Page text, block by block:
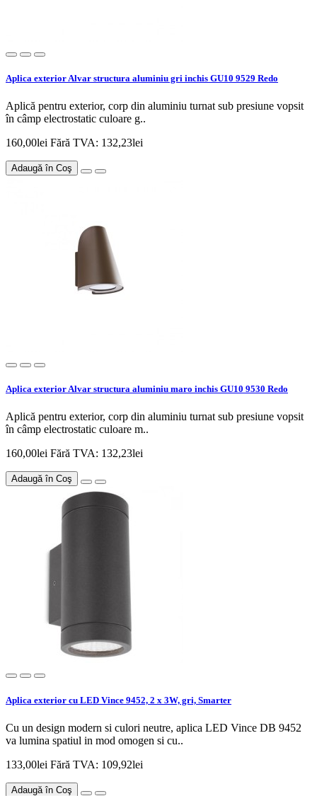
Aplica exterior Alvar structura aluminiu gri inchis GU10 9529 Redo
Aplică pentru exterior, corp din aluminiu turnat sub presiune vopsit
în câmp electrostatic culoare g..
160,00lei Fără TVA: 132,23lei
Adaugă în Coş
Aplica exterior Alvar structura aluminiu maro inchis GU10 9530 Redo
Aplică pentru exterior, corp din aluminiu turnat sub presiune vopsit
în câmp electrostatic culoare m..
160,00lei Fără TVA: 132,23lei
Adaugă în Coş
Aplica exterior cu LED Vince 9452, 2 x 3W, gri, Smarter
Cu un design modern si culori neutre, aplica LED Vince DB 9452
va lumina spatiul in mod omogen si cu..
133,00lei Fără TVA: 109,92lei
Adaugă în Coş